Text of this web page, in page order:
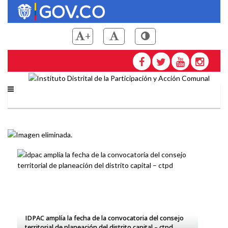
+
IDPAC abre la convocatoria para elección de la mesa
IDPAC amplía la fecha de la convocatoria del consejo
Último día de inscripción de candidatas y candidatos al
que previenen riñas y porte de armas corto punzantes
IDPAC ocupó el primer puesto en el índice institucional